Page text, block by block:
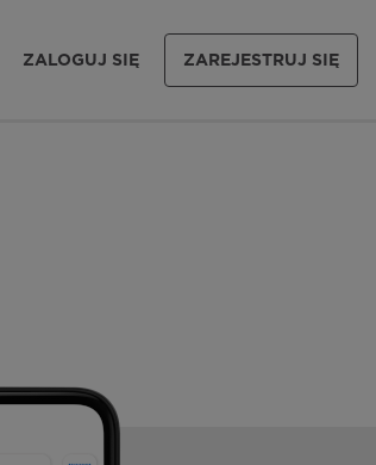
ZALOGUJ SIĘ ZAREJESTRUJ SIĘ